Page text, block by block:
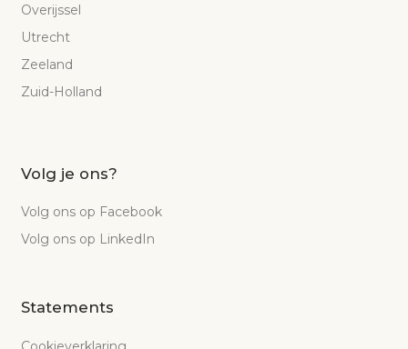
Overijssel
Utrecht
Zeeland
Zuid-Holland
Volg je ons?
Volg ons op Facebook
Volg ons op LinkedIn
Statements